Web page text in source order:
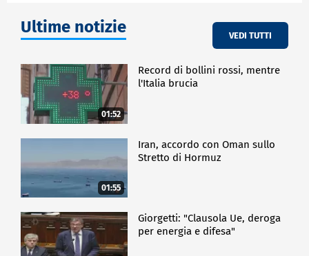
Ultime notizie VEDI TUTTI
01:52
Record di bollini rossi, mentre
l'Italia brucia
01:55
Iran, accordo con Oman sullo
Stretto di Hormuz
Giorgetti: "Clausola Ue, deroga
per energia e difesa"